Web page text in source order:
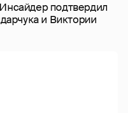
подтвердил
и Виктории